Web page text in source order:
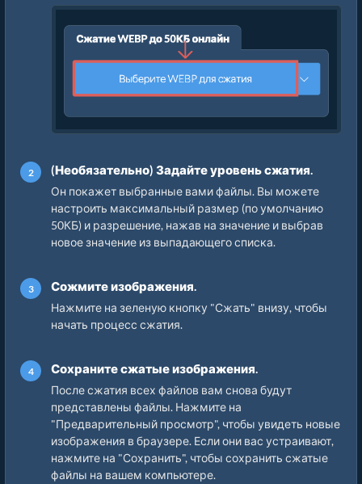
(Необязательно) Задайте уровень сжатия.
Он покажет выбранные вами файлы. Вы можете
настроить максимальный размер (по умолчанию
50КБ) и разрешение, нажав на значение и выбрав
новое значение из выпадающего списка.
Сожмите изображения.
Нажмите на зеленую кнопку "Сжать" внизу, чтобы
начать процесс сжатия.
Сохраните сжатые изображения.
После сжатия всех файлов вам снова будут
представлены файлы. Нажмите на
"Предварительный просмотр", чтобы увидеть новые
изображения в браузере. Если они вас устраивают,
нажмите на "Сохранить", чтобы сохранить сжатые
файлы на вашем компьютере.